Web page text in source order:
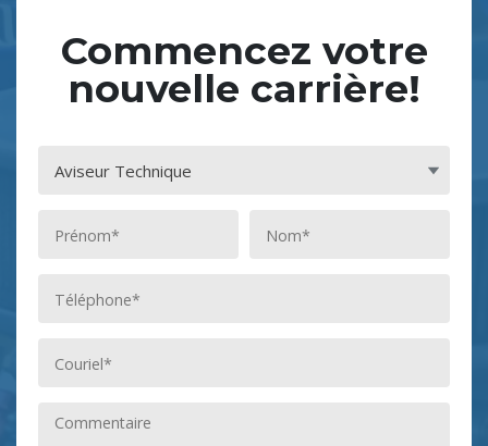
Commencez votre
nouvelle carrière!